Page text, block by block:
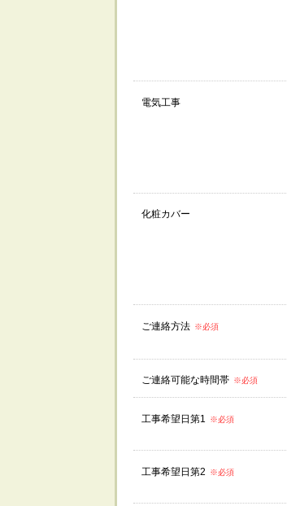
電気工事
化粧カバー
ご連絡方法 ※必須
ご連絡可能な時間帯 ※必須
工事希望日第1
※必須
工事希望日第2
※必須